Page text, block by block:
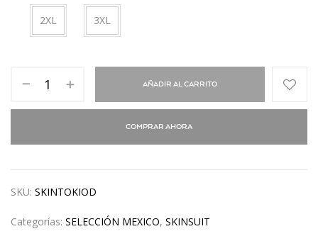
2XL 3XL
AÑADIR AL CARRITO
COMPRAR AHORA
SKU: SKINTOKIOD
Categorías: SELECCIÓN MEXICO, SKINSUIT